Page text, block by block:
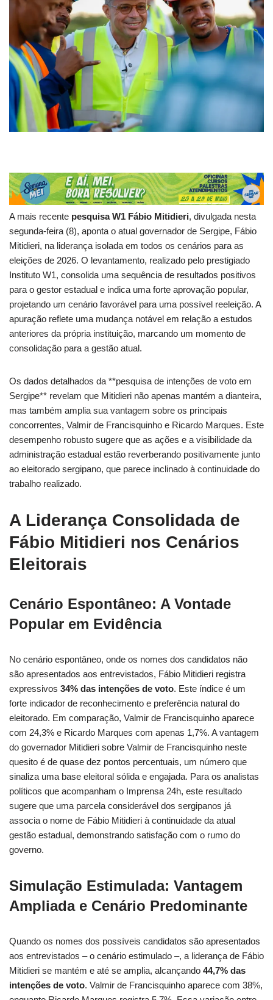
A mais recente pesquisa W1 Fábio Mitidieri, divulgada nesta
segunda-feira (8), aponta o atual governador de Sergipe, Fábio
Mitidieri, na liderança isolada em todos os cenários para as
eleições de 2026. O levantamento, realizado pelo prestigiado
Instituto W1, consolida uma sequência de resultados positivos
para o gestor estadual e indica uma forte aprovação popular,
projetando um cenário favorável para uma possível reeleição. A
apuração reflete uma mudança notável em relação a estudos
anteriores da própria instituição, marcando um momento de
consolidação para a gestão atual.
Os dados detalhados da **pesquisa de intenções de voto em
Sergipe** revelam que Mitidieri não apenas mantém a dianteira,
mas também amplia sua vantagem sobre os principais
concorrentes, Valmir de Francisquinho e Ricardo Marques. Este
desempenho robusto sugere que as ações e a visibilidade da
administração estadual estão reverberando positivamente junto
ao eleitorado sergipano, que parece inclinado à continuidade do
trabalho realizado.
A Liderança Consolidada de
Fábio Mitidieri nos Cenários
Eleitorais
Cenário Espontâneo: A Vontade
Popular em Evidência
No cenário espontâneo, onde os nomes dos candidatos não
são apresentados aos entrevistados, Fábio Mitidieri registra
expressivos 34% das intenções de voto. Este índice é um
forte indicador de reconhecimento e preferência natural do
eleitorado. Em comparação, Valmir de Francisquinho aparece
com 24,3% e Ricardo Marques com apenas 1,7%. A vantagem
do governador Mitidieri sobre Valmir de Francisquinho neste
quesito é de quase dez pontos percentuais, um número que
sinaliza uma base eleitoral sólida e engajada. Para os analistas
políticos que acompanham o Imprensa 24h, este resultado
sugere que uma parcela considerável dos sergipanos já
associa o nome de Fábio Mitidieri à continuidade da atual
gestão estadual, demonstrando satisfação com o rumo do
governo.
Simulação Estimulada: Vantagem
Ampliada e Cenário Predominante
Quando os nomes dos possíveis candidatos são apresentados
aos entrevistados – o cenário estimulado –, a liderança de Fábio
Mitidieri se mantém e até se amplia, alcançando 44,7% das
intenções de voto. Valmir de Francisquinho aparece com 38%,